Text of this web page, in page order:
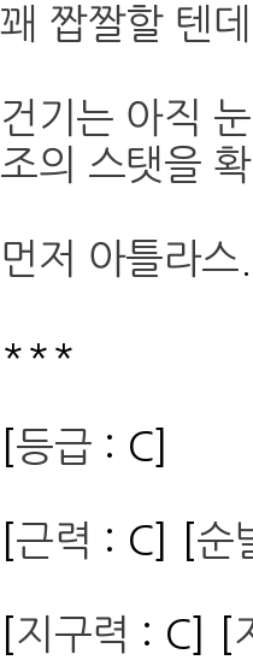
꽤 짭짤할 텐데
건기는 아직
조의 스탯을
먼저 아틀라스
***
등급 : C]
근력 : C] [ 순
지구력 : C] [